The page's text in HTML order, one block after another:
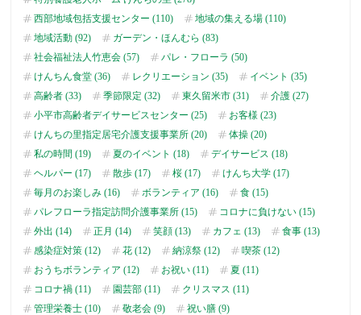
西部地域包括支援センター (110)
地域の集える場 (110)
地域活動 (92)
ガーデン・ほんむら (83)
社会福祉法人竹恵会 (57)
パレ・フローラ (50)
けんちん食堂 (36)
レクリエーション (35)
イベント (35)
高齢者 (33)
季節限定 (32) 東久留米市 (31)
介護 (27)
小平市高齢者デイサービスセンター (25)
お客様 (23)
けんちの里指定居宅介護支援事業所 (20)
体操 (20)
私の時間 (19)
夏のイベント (18)
デイサービス (18)
ヘルパー (17)
散歩 (17) 桜 (17)
けんち大学 (17)
毎月のお楽しみ (16)
ボランティア (16)
食 (15)
パレフローラ指定訪問介護事業所 (15)
コロナに負けない (15)
外出 (14)
正月 (14) 笑顔 (13) カフェ (13)
食事 (13)
感染症対策 (12)
花 (12) 納涼祭 (12)
喫茶 (12)
おうちボランティア (12)
お祝い (11)
夏 (11)
コロナ禍 (11)
園芸部 (11)
クリスマス (11)
管理栄養士 (10)
敬老会 (9)
祝い膳 (9)